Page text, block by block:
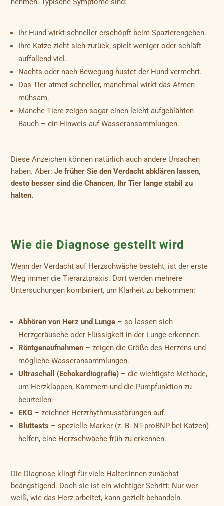
Ihr Hund wirkt schneller erschöpft beim Spazierengehen.
Ihre Katze zieht sich zurück, spielt weniger oder schläft
auffallend viel.
Nachts oder nach Bewegung hustet der Hund vermehrt.
Das Tier atmet schneller, manchmal wirkt das Atmen
mühsam.
Manche Tiere zeigen sogar einen leicht aufgeblähten
Bauch – ein Hinweis auf Wasseransammlungen.
Diese Anzeichen können natürlich auch andere Ursachen
haben. Aber:Je früher Sie den Verdacht abklären lassen,
desto besser sind die Chancen, Ihr Tier lange stabil zu
halten.
Wie die Diagnose gestellt wird
Wenn der Verdacht auf Herzschwäche besteht, ist der erste
Weg immer die Tierarztpraxis. Dort werden mehrere
Untersuchungen kombiniert, um Klarheit zu bekommen:
Abhören von Herz und Lunge – so lassen sich
Herzgeräusche oder Flüssigkeit in der Lunge erkennen.
Röntgenaufnahmen – zeigen die Größe des Herzens und
mögliche Wasseransammlungen.
Ultraschall (Echokardiografie) – die wichtigste Methode,
um Herzklappen, Kammern und die Pumpfunktion zu
beurteilen.
EKG – zeichnet Herzrhythmusstörungen auf.
Bluttests – spezielle Marker (z. B. NT-proBNP bei Katzen)
helfen, eine Herzschwäche früh zu erkennen.
Die Diagnose klingt für viele Halter:innen zunächst
beängstigend. Doch sie ist ein wichtiger Schritt: Nur wer
weiß, wie das Herz arbeitet, kann gezielt behandeln.